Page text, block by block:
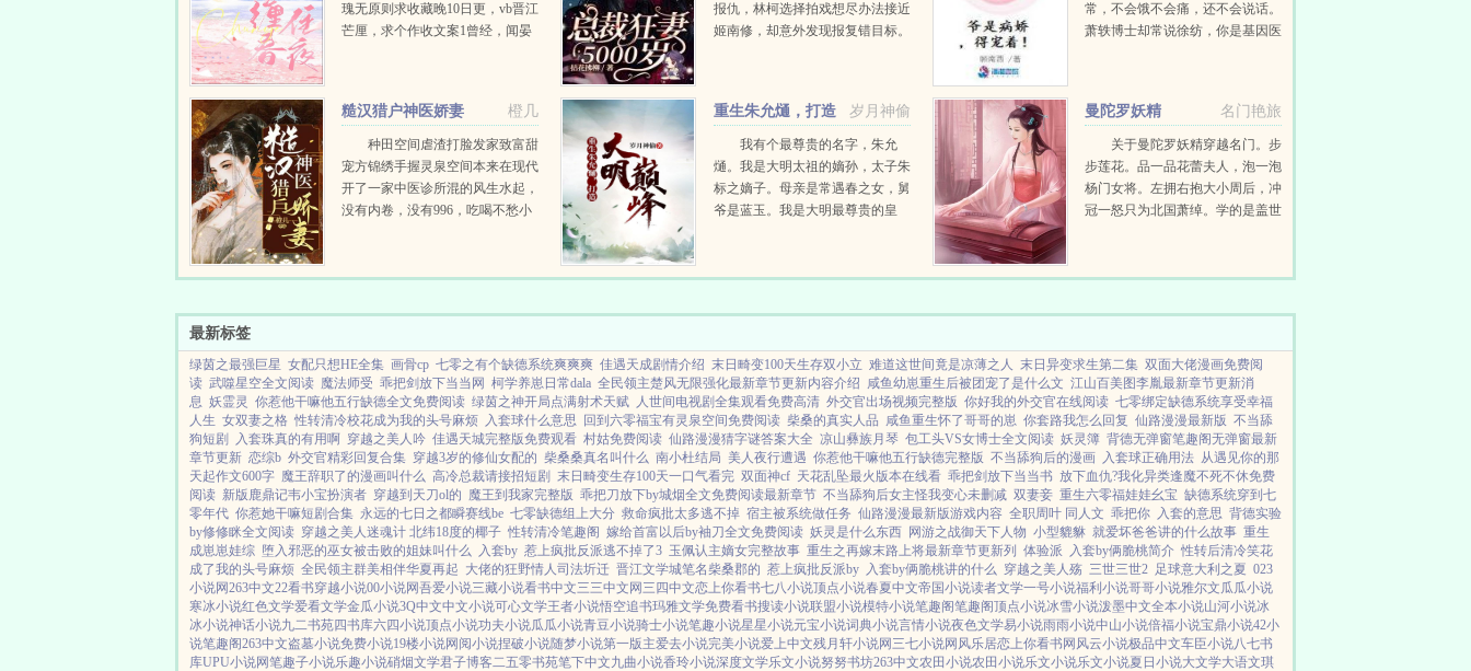
瑰无原则求收藏晚10日更，vb晋江
芒厘，求个作收文案1曾经，闻晏
报仇，林柯选择拍戏想尽办法接近
姬南修，却意外发现报复错目标。
女人后，却发现她居然追着他的...
常，不会饿不会痛，还不会说话。
萧轶博士却常说徐纺，你是基因医
达八十四倍。周边的人...
橙几
糙汉猎户神医娇妻
种田空间虐渣打脸发家致富甜
宠方锦绣手握灵泉空间本来在现代
开了一家中医诊所混的风生水起，
没有内卷，没有996，吃喝不愁小
命的赶上了大旱，一睁眼就被卖掉
岁月神偷
重生朱允熥，打造
大明巅峰
我有个最尊贵的名字，朱允
熥。我是大明太祖的嫡孙，太子朱
标之嫡子。母亲是常遇春之女，舅
爷是蓝玉。我是大明最尊贵的皇
不一样的大明，风华无双，日月昌
名门艳旅
曼陀罗妖精
关于曼陀罗妖精穿越名门。步
步莲花。品一品花蕾夫人，泡一泡
杨门女将。左拥右抱大小周后，冲
冠一怒只为北国萧绰。学的是盖世
最新标签
绿茵之最强巨星 女配只想HE全集 画骨cp 七零之有个缺德系统爽爽爽 佳遇天成剧情介绍 末日畸变100天生存双小立 难道这世间竟是凉薄之人 末日异变求生第二集 双面大佬漫画免费阅
读 武噬星空全文阅读 魔法师受 乖把剑放下当当网 柯学养崽日常dala 全民领主楚风无限强化最新章节更新内容介绍 咸鱼幼崽重生后被团宠了是什么文 江山百美图李胤最新章节更新消
息 妖霊灵 你惹他干嘛他五行缺德全文免费阅读 绿茵之神开局点满射术天赋 人世间电视剧全集观看免费高清 外交官出场视频完整版 你好我的外交官在线阅读 七零绑定缺德系统享受幸福
人生 女双妻之格 性转清冷校花成为我的头号麻烦 入套球什么意思 回到六零福宝有灵泉空间免费阅读 柴桑的真实人品 咸鱼重生怀了哥哥的崽 你套路我怎么回复 仙路漫漫最新版 不当舔
狗短剧
入套珠真的有用啊 穿越之美人吟 佳遇天城完整版免费观看 村姑免费阅读 仙路漫漫猜字谜答案大全 凉山彝族月琴 包工头VS女博士全文阅读 妖灵簿 背德无弹窗笔趣阁无弹窗最新
章节更新 恋综b 外交官精彩回复合集 穿越3岁的修仙女配的 柴桑桑真名叫什么 南小杜结局 美人夜行遭遇 你惹他干嘛他五行缺德完整版 不当舔狗后的漫画 入套球正确用法 从遇见你的那
天起作文600字 魔王辞职了的漫画叫什么 高冷总裁请接招短剧 末日畸变生存100天一口气看完 双面神cf 天花乱坠最火版本在线看 乖把剑放下当当书 放下血仇?我化异类逢魔不死不休免费
阅读 新版鹿鼎记韦小宝扮演者 穿越到天刀ol的 魔王到我家完整版 乖把刀放下by城烟全文免费阅读最新章节 不当舔狗后女主怪我变心未删减 双妻妾 重生六零福娃娃幺宝 缺德系统穿到七
零年代 你惹她干嘛短剧合集 永远的七日之都瞬赛线be 七零缺德组上大分 救命疯批太多逃不掉 宿主被系统做任务 仙路漫漫最新版游戏内容 全职周叶 同人文 乖把你 入套的意思 背德实验
by修修眯全文阅读 穿越之美人迷魂计 北纬18度的椰子 性转清冷笔趣阁 嫁给首富以后by袖刀全文免费阅读 妖灵是什么东西 网游之战御天下人物 小型貔貅 就爱坏爸爸讲的什么故事 重生
成崽崽娃综 堕入邪恶的巫女被击败的姐妹叫什么 入套by 惹上疯批反派逃不掉了3 玉佩认主嫡女完整故事 重生之再嫁末路上将最新章节更新列 体验派 入套by俩脆桃简介 性转后清冷笑花
成了我的头号麻烦 全民领主群美相伴华夏再起 大佬的狂野情人司法圻迁 晋江文学城笔名柴桑郡的 惹上疯批反派by 入套by俩脆桃讲的什么 穿越之美人殇 三世三世2 足球意大利之夏 023
小说网263中文22看书穿越小说00小说网吾爱小说三藏小说看书中文三三中文网 三四中文恋上你看书七八小说顶点小说春夏中文帝国小说读者文学一号小说福利小说哥哥小说雅尔文瓜瓜小说
寒冰小说红色文学爱看文学金瓜小说3Q中文中文小说可心文学王者小说悟空追书玛雅文学免费看书搜读小说联盟小说模特小说笔趣阁笔趣阁顶点小说冰雪小说泼墨中文全本小说山河小说冰
冰小说神话小说九二书苑四书库六四小说顶点小说功夫小说瓜瓜小说青豆小说骑士小说笔趣小说星星小说元宝小说词典小说言情小说夜色文学易小说雨雨小说中山小说倍福小说宝鼎小说42小
说笔趣阁263中文盗墓小说免费小说19楼小说网阅小说捏破小说随梦小说第一版主爱去小说完美小说爱上中文残月轩小说网 三七小说网 风乐居恋上你看书网 风云小说极品中文车臣小说八七书
库UPU小说网笔趣子小说乐趣小说硝烟文学君子博客二五零书苑笔下中文九曲小说香玲小说深度文学乐文小说努努书坊263中文农田小说农田小说乐文小说乐文小说夏日小说大文学大语文琪